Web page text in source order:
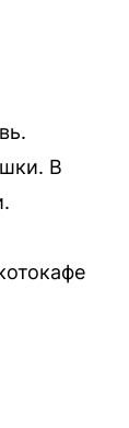
В